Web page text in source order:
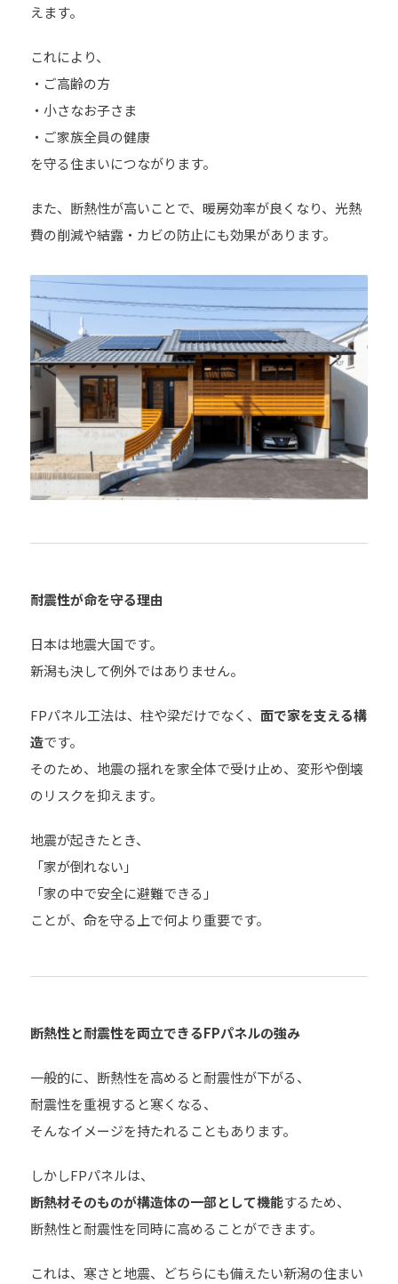
えます。
これにより、
・ご高齢の方
・小さなお子さま
・ご家族全員の健康
を守る住まいにつながります。
また、断熱性が高いことで、暖房効率が良くなり、光熱
費の削減や結露・カビの防止にも効果があります。
耐震性が命を守る理由
日本は地震大国です。
新潟も決して例外ではありません。
FPパネル工法は、柱や梁だけでなく、 面で家を支える構
造です。
そのため、地震の揺れを家全体で受け止め、変形や倒壊
のリスクを抑えます。
地震が起きたとき、
「家が倒れない」
「家の中で安全に避難できる」
ことが、命を守る上で何より重要です。
断熱性と耐震性を両立できるFPパネルの強み
一般的に、断熱性を高めると耐震性が下がる、
耐震性を重視すると寒くなる、
そんなイメージを持たれることもあります。
しかしFPパネルは、
断熱材そのものが構造体の一部として機能するため、
断熱性と耐震性を同時に高めることができます。
これは、寒さと地震、どちらにも備えたい新潟の住まい